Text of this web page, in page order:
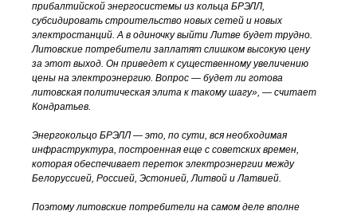
прибалтийской энергосистемы из кольца БРЭЛЛ,
субсидировать строительство новых сетей и новых
электростанций. А в одиночку выйти Литве будет трудно.
Литовские потребители заплатят слишком высокую цену
за этот выход. Он приведет к существенному увеличению
цены на электроэнергию. Вопрос — будет ли готова
литовская политическая элита к такому шагу», — считает
Кондратьев.
Энергокольцо БРЭЛЛ — это, по сути, вся необходимая
инфраструктура, построенная еще с советских времен,
которая обеспечивает переток электроэнергии между
Белоруссией, Россией, Эстонией, Литвой и Латвией.
Поэтому литовские потребители на самом деле вполне